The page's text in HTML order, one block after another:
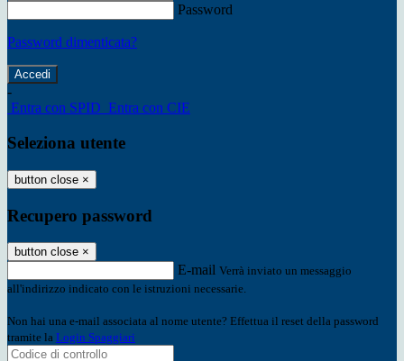
Password
Password dimenticata?
-
Entra con SPID Entra con CIE
Seleziona utente
button close ×
Recupero password
button close ×
E-mail Verrà inviato un messaggio
all'indirizzo indicato con le istruzioni necessarie.
Non hai una e-mail associata al nome utente? Effettua il reset della password
tramite la Login Spaggiari